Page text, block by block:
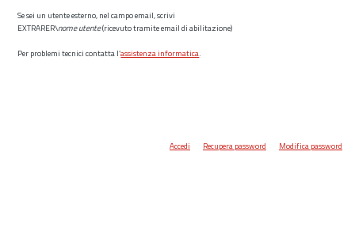
Se sei un utente esterno, nel campo email, scrivi
EXTRARER\nome utente(ricevuto tramite email di abilitazione)
Per problemi tecnici contatta l’assistenza informatica.
Accedi Recupera password Modifica password